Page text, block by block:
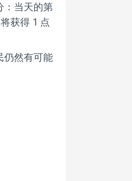
：当天的第
获得 1 点
仍然有可能